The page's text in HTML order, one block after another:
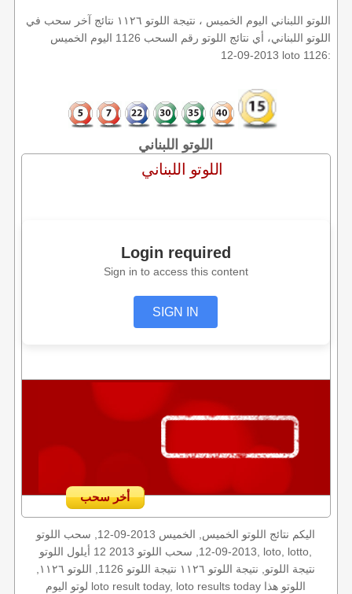
اللوتو اللبناني اليوم الخميس ، نتيجة اللوتو ١١٢٦ نتائج آخر سحب في
اللوتو اللبناني، أي نتائج اللوتو رقم السحب 1126 اليوم الخميس
2013-09-12 loto 1126:
اللوتو اللبناني
اللوتو اللبناني
Login required
Sign in to access this content
SIGN IN
أخر سحب
اليكم نتائج اللوتو الخميس, الخميس 2013-09-12, سحب اللوتو
2013-09-12, سحب اللوتو 2013 12 أيلول اللوتو, loto, lotto,
لوتو اليوم loto result today, loto results today اللوتو هذا